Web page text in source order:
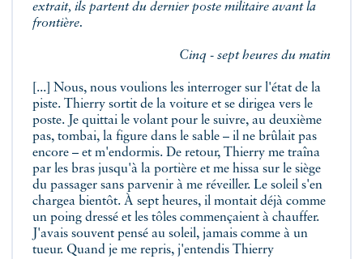
extrait, ils partent du dernier poste militaire avant la
frontière.
Cinq - sept heures du matin
[...] Nous, nous voulions les interroger sur l'état de la
piste. Thierry sortit de la voiture et se dirigea vers le
poste. Je quittai le volant pour le suivre, au deuxième
pas, tombai, la figure dans le sable – il ne brûlait pas
encore – et m'endormis. De retour, Thierry me traîna
par les bras jusqu'à la portière et me hissa sur le siège
du passager sans parvenir à me réveiller. Le soleil s'en
chargea bientôt. À sept heures, il montait déjà comme
un poing dressé et les tôles commençaient à chauffer.
J'avais souvent pensé au soleil, jamais comme à un
tueur. Quand je me repris, j'entendis Thierry